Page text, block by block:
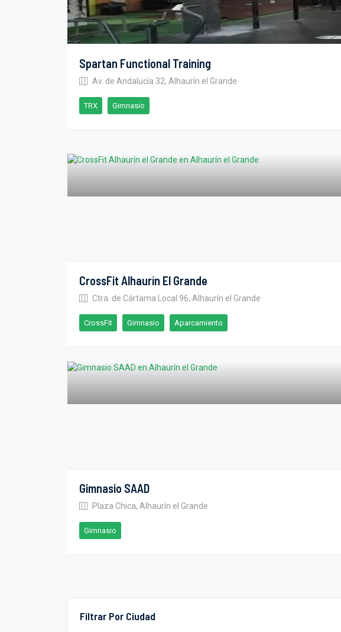
Filtrar Por Ciudad
Spartan Functional Training
Av. de Andalucía 32, Alhaurín el Grande
TRX Gimnasio
CrossFit Alhaurín El Grande
Ctra. de Cártama Local 96, Alhaurín el Grande
CrossFit Gimnasio Aparcamiento
Gimnasio SAAD
Plaza Chica, Alhaurín el Grande
Gimnasio